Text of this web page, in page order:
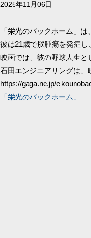
2025年11月06日
「栄光のバックホーム」
彼は21歳で脳腫瘍を発症し
映画では、彼の野球人生と
石田エンジニアリングは、
https://gaga.ne.jp/
「栄光のバックホーム」